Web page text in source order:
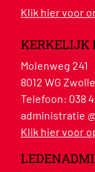
Klik hier voor
KERKELIJK
Molenweg 241
8012 WG Zwolle
Telefoon: 038
administratie
Klik hier voor